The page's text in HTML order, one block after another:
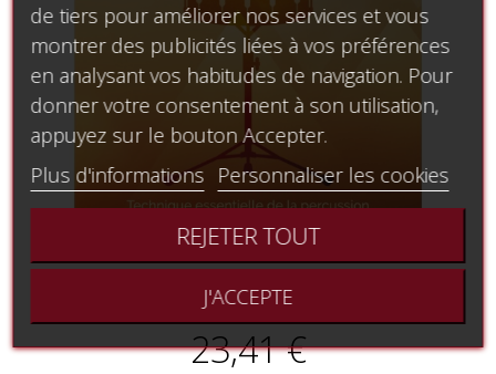
Rudiments 1 : caisse claire
23,41 €
de tiers pour améliorer nos services et vous
montrer des publicités liées à vos préférences
en analysant vos habitudes de navigation. Pour
donner votre consentement à son utilisation,
appuyez sur le bouton Accepter.
Plus d'informations Personnaliser les cookies
REJETER TOUT
J'ACCEPTE